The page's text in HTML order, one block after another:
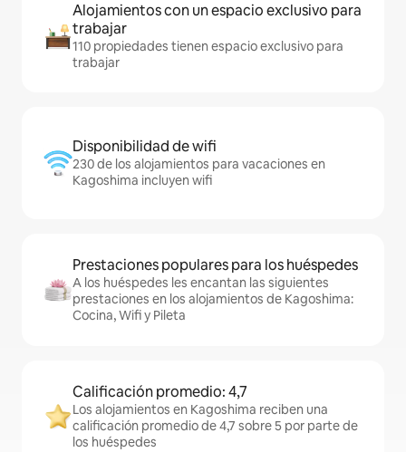
Alojamientos con un espacio exclusivo para
trabajar
110 propiedades tienen espacio exclusivo para
trabajar
Disponibilidad de wifi
230 de los alojamientos para vacaciones en
Kagoshima incluyen wifi
Prestaciones populares para los huéspedes
A los huéspedes les encantan las siguientes
prestaciones en los alojamientos de Kagoshima:
Cocina, Wifi y Pileta
Calificación promedio: 4,7
Los alojamientos en Kagoshima reciben una
calificación promedio de 4,7 sobre 5 por parte de
los huéspedes